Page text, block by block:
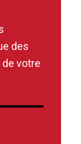
des
votre